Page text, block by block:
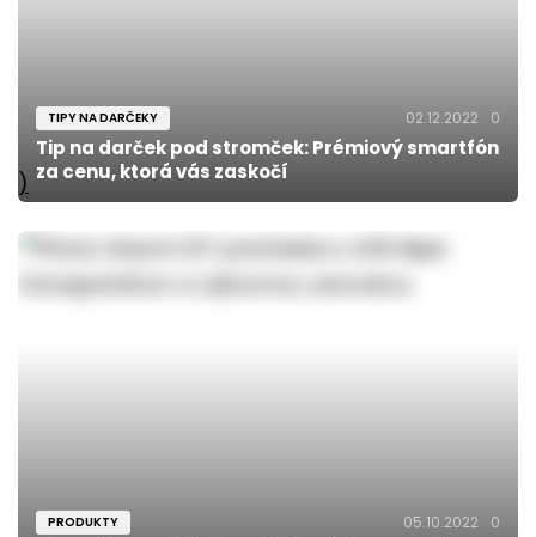
)
TIPY NA DARČEKY 02.12.2022 0
Tip na darček pod stromček: Prémiový smartfón
za cenu, ktorá vás zaskočí
PRODUKTY 05.10.2022 0